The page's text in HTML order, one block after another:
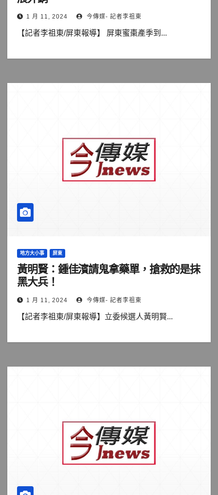
1 月 11, 2024 今傳媒- 記者李祖東
【記者李祖東/屏東報導】 屏東蜜棗產季到...
地方大小事 屏東
黃明賢：鍾佳濱請鬼拿藥單，搶救的是抹
黑大兵！
1 月 11, 2024 今傳媒- 記者李祖東
【記者李祖東/屏東報導】立委候選人黃明賢...